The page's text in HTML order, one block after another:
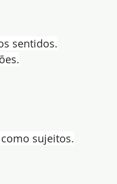
sentidos.
sujeitos.